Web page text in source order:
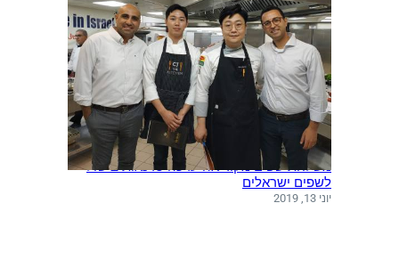
משלחת שפים מקוריאה ערכה סדנאות בישול
לשפים ישראלים
יוני 13, 2019